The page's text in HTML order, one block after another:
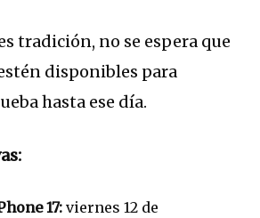
tradición, no se espera que
disponibles para
hasta ese día.
17: viernes 12 de